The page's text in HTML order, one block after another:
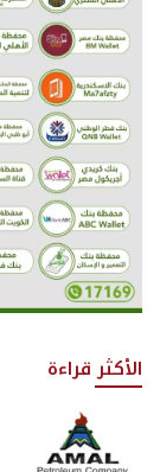
الأكثر قراءة